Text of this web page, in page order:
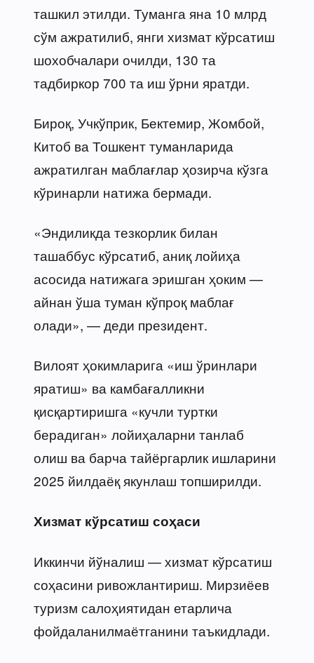
ташкил этилди. Туманга яна 10 млрд
сўм ажратилиб, янги хизмат кўрсатиш
шохобчалари очилди, 130 та
тадбиркор 700 та иш ўрни яратди.
Бироқ, Учкўприк, Бектемир, Жомбой,
Китоб ва Тошкент туманларида
ажратилган маблағлар ҳозирча кўзга
кўринарли натижа бермади.
«Эндиликда тезкорлик билан
ташаббус кўрсатиб, аниқ лойиҳа
асосида натижага эришган ҳоким —
айнан ўша туман кўпроқ маблағ
олади», — деди президент.
Вилоят ҳокимларига «иш ўринлари
яратиш» ва камбағалликни
қисқартиришга «кучли туртки
берадиган» лойиҳаларни танлаб
олиш ва барча тайёргарлик ишларини
2025 йилдаёқ якунлаш топширилди.
Хизмат кўрсатиш соҳаси
Иккинчи йўналиш — хизмат кўрсатиш
соҳасини ривожлантириш. Мирзиёев
туризм салоҳиятидан етарлича
фойдаланилмаётганини таъкидлади.